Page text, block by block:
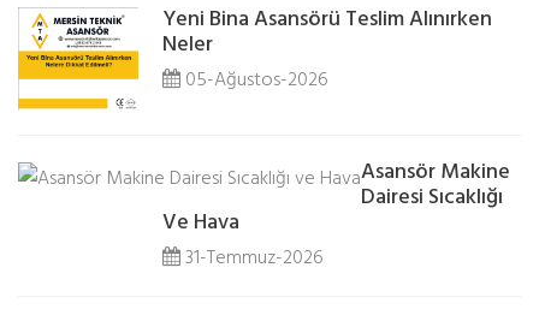
Yeni Bina Asansörü Teslim Alınırken
Neler
05-Ağustos-2026
Asansör Makine
Dairesi Sıcaklığı
Ve Hava
31-Temmuz-2026